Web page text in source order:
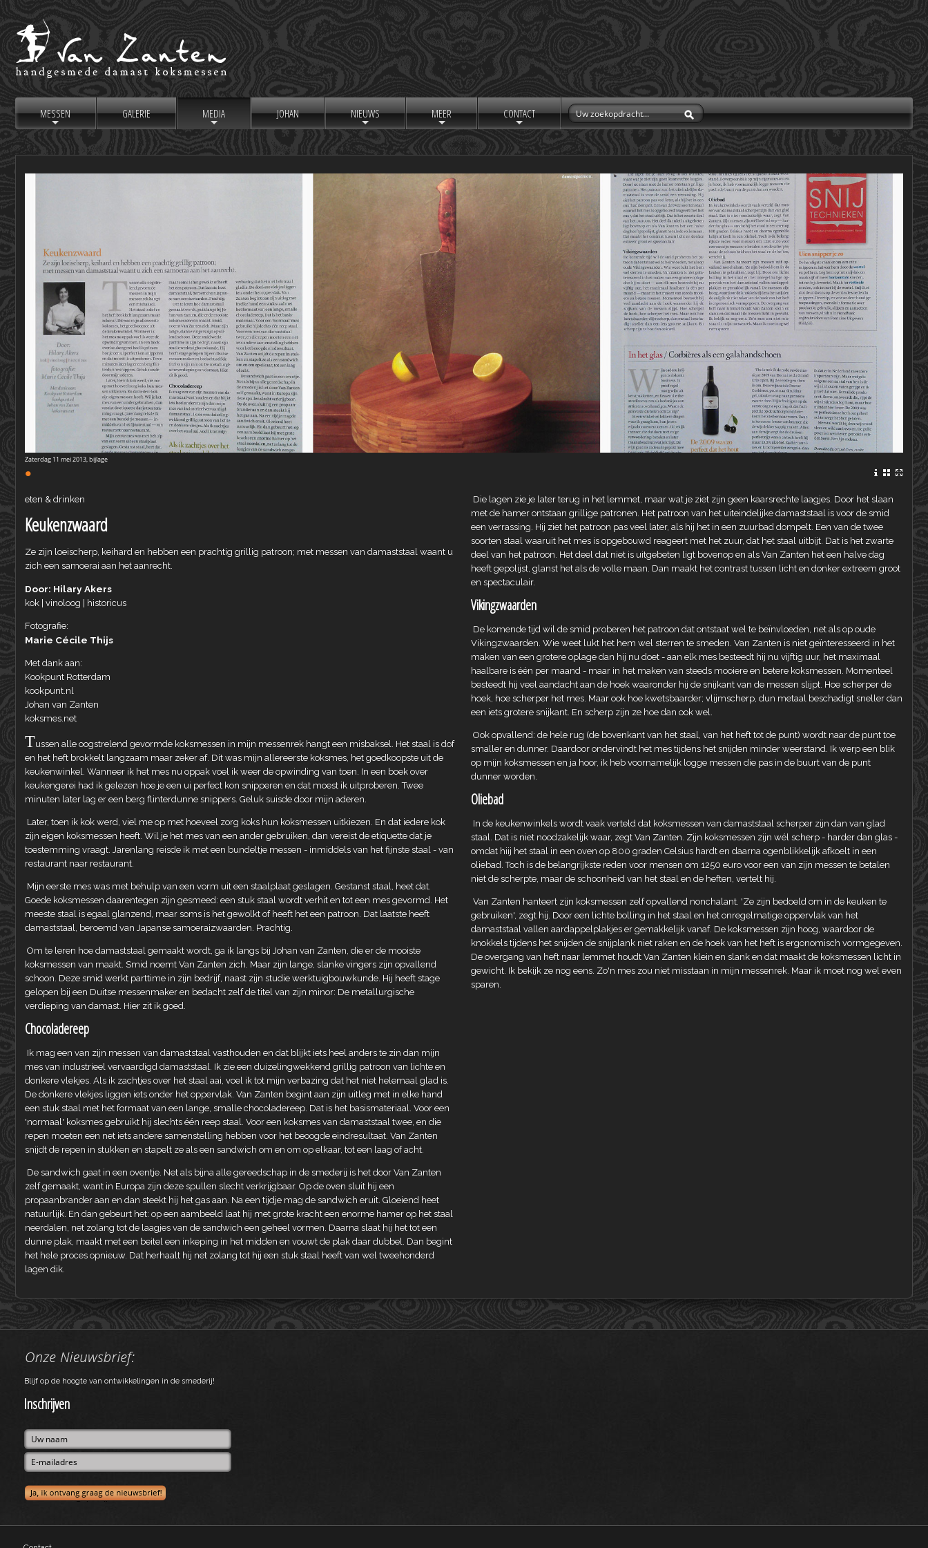
MESSEN GALERIE MEDIA JOHAN NIEUWS MEER CONTACT
•
Zaterdag 11 mei 2013, bijlage
eten & drinken
Keukenzwaard
Ze zijn loeischerp, keihard en hebben een prachtig grillig patroon; met messen van damaststaal waant u
zich een samoerai aan het aanrecht.
Door: Hilary Akers
kok | vinoloog | historicus
Fotografie:
Marie Cécile Thijs
Met dank aan:
Kookpunt Rotterdam
kookpunt.nl
Johan van Zanten
koksmes.net
Tussen alle oogstrelend gevormde koksmessen in mijn messenrek hangt een misbaksel. Het staal is dof
en het heft brokkelt langzaam maar zeker af. Dit was mijn allereerste koksmes, het goedkoopste uit de
keukenwinkel. Wanneer ik het mes nu oppak voel ik weer de opwinding van toen. In een boek over
keukengerei had ik gelezen hoe je een ui perfect kon snipperen en dat moest ik uitproberen. Twee
minuten later lag er een berg flinterdunne snippers. Geluk suisde door mijn aderen.
Later, toen ik kok werd, viel me op met hoeveel zorg koks hun koksmessen uitkiezen. En dat iedere kok
zijn eigen koksmessen heeft. Wil je het mes van een ander gebruiken, dan vereist de etiquette dat je
toestemming vraagt. Jarenlang reisde ik met een bundeltje messen - inmiddels van het fijnste staal - van
restaurant naar restaurant.
Mijn eerste mes was met behulp van een vorm uit een staalplaat geslagen. Gestanst staal, heet dat.
Goede koksmessen daarentegen zijn gesmeed: een stuk staal wordt verhit en tot een mes gevormd. Het
meeste staal is egaal glanzend, maar soms is het gewolkt of heeft het een patroon. Dat laatste heeft
damaststaal, beroemd van Japanse samoeraizwaarden. Prachtig.
Om te leren hoe damaststaal gemaakt wordt, ga ik langs bij Johan van Zanten, die er de mooiste
koksmessen van maakt. Smid noemt Van Zanten zich. Maar zijn lange, slanke vingers zijn opvallend
schoon. Deze smid werkt parttime in zijn bedrijf, naast zijn studie werktuigbouwkunde. Hij heeft stage
gelopen bij een Duitse messenmaker en bedacht zelf de titel van zijn minor: De metallurgische
verdieping van damast. Hier zit ik goed.
Chocoladereep
Ik mag een van zijn messen van damaststaal vasthouden en dat blijkt iets heel anders te zin dan mijn
mes van industrieel vervaardigd damaststaal. Ik zie een duizelingwekkend grillig patroon van lichte en
donkere vlekjes. Als ik zachtjes over het staal aai, voel ik tot mijn verbazing dat het niet helemaal glad is.
De donkere vlekjes liggen iets onder het oppervlak. Van Zanten begint aan zijn uitleg met in elke hand
een stuk staal met het formaat van een lange, smalle chocoladereep. Dat is het basismateriaal. Voor een
'normaal' koksmes gebruikt hij slechts één reep staal. Voor een koksmes van damaststaal twee, en die
repen moeten een net iets andere samenstelling hebben voor het beoogde eindresultaat. Van Zanten
snijdt de repen in stukken en stapelt ze als een sandwich om en om op elkaar, tot een laag of acht.
De sandwich gaat in een oventje. Net als bijna alle gereedschap in de smederij is het door Van Zanten
zelf gemaakt, want in Europa zijn deze spullen slecht verkrijgbaar. Op de oven sluit hij een
propaanbrander aan en dan steekt hij het gas aan. Na een tijdje mag de sandwich eruit. Gloeiend heet
natuurlijk. En dan gebeurt het: op een aambeeld laat hij met grote kracht een enorme hamer op het staal
neerdalen, net zolang tot de laagjes van de sandwich een geheel vormen. Daarna slaat hij het tot een
dunne plak, maakt met een beitel een inkeping in het midden en vouwt de plak daar dubbel. Dan begint
het hele proces opnieuw. Dat herhaalt hij net zolang tot hij een stuk staal heeft van wel tweehonderd
lagen dik.
Die lagen zie je later terug in het lemmet, maar wat je ziet zijn geen kaarsrechte laagjes. Door het slaan
met de hamer ontstaan grillige patronen. Het patroon van het uiteindelijke damaststaal is voor de smid
een verrassing. Hij ziet het patroon pas veel later, als hij het in een zuurbad dompelt. Een van de twee
soorten staal waaruit het mes is opgebouwd reageert met het zuur, dat het staal uitbijt. Dat is het zwarte
deel van het patroon. Het deel dat niet is uitgebeten ligt bovenop en als Van Zanten het een halve dag
heeft gepolijst, glanst het als de volle maan. Dan maakt het contrast tussen licht en donker extreem groot
en spectaculair.
Vikingzwaarden
De komende tijd wil de smid proberen het patroon dat ontstaat wel te beïnvloeden, net als op oude
Vikingzwaarden. Wie weet lukt het hem wel sterren te smeden. Van Zanten is niet geïnteresseerd in het
maken van een grotere oplage dan hij nu doet - aan elk mes besteedt hij nu vijftig uur, het maximaal
haalbare is één per maand - maar in het maken van steeds mooiere en betere koksmessen. Momenteel
besteedt hij veel aandacht aan de hoek waaronder hij de snijkant van de messen slijpt. Hoe scherper de
hoek, hoe scherper het mes. Maar ook hoe kwetsbaarder; vlijmscherp, dun metaal beschadigt sneller dan
een iets grotere snijkant. En scherp zijn ze hoe dan ook wel.
Ook opvallend: de hele rug (de bovenkant van het staal, van het heft tot de punt) wordt naar de punt toe
smaller en dunner. Daardoor ondervindt het mes tijdens het snijden minder weerstand. Ik werp een blik
op mijn koksmessen en ja hoor, ik heb voornamelijk logge messen die pas in de buurt van de punt
dunner worden.
Oliebad
In de keukenwinkels wordt vaak verteld dat koksmessen van damaststaal scherper zijn dan van glad
staal. Dat is niet noodzakelijk waar, zegt Van Zanten. Zijn koksmessen zijn wél scherp - harder dan glas -
omdat hiij het staal in een oven op 800 graden Celsius hardt en daarna ogenblikkelijk afkoelt in een
oliebad. Toch is de belangrijkste reden voor mensen om 1250 euro voor een van zijn messen te betalen
niet de scherpte, maar de schoonheid van het staal en de heften, vertelt hij.
Van Zanten hanteert zijn koksmessen zelf opvallend nonchalant. 'Ze zijn bedoeld om in de keuken te
gebruiken', zegt hij. Door een lichte bolling in het staal en het onregelmatige oppervlak van het
damaststaal vallen aardappelplakjes er gemakkelijk vanaf. De koksmessen zijn hoog, waardoor de
knokkels tijdens het snijden de snijplank niet raken en de hoek van het heft is ergonomisch vormgegeven.
De overgang van heft naar lemmet houdt Van Zanten klein en slank en dat maakt de koksmessen licht in
gewicht. Ik bekijk ze nog eens. Zo'n mes zou niet misstaan in mijn messenrek. Maar ik moet nog wel even
sparen.
Blijf op de hoogte van ontwikkelingen in de smederij!
Inschrijven